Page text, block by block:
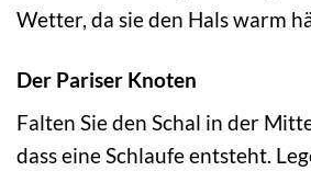
Wetter, da sie den Hals warm
Der Pariser Knoten
Falten Sie den Schal in der
dass eine Schlaufe entsteht.